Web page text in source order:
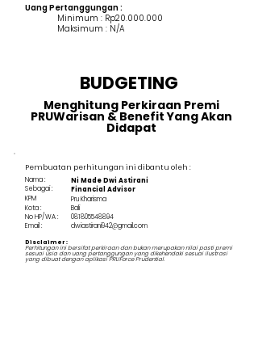
Uang Pertanggungan :
Minimum : Rp20.000.000
Maksimum : N/A
BUDGETING
Menghitung Perkiraan Premi
PRUWarisan & Benefit Yang Akan
Didapat
Pembuatan perhitungan ini dibantu oleh :
Nama :
Ni Made Dwi Astirani
Sebagai :
Financial Advisor
KPM
Pru Kharisma
Bali
Kota :
081805548894
No HP/WA :
Email :
dwiastirani942@gmail.com
Disclaimer :
Perhitungan ini bersifat perkiraan dan bukan merupakan nilai pasti premi
sesuai usia dan uang pertanggungan yang dikehendaki sesuai ilustrasi
yang dibuat dengan aplikasi PRUForce Prudential.